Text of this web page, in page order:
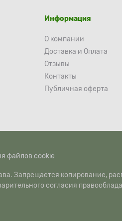
Информация
О компании
Доставка и Оплата
Отзывы
Контакты
Публичная оферта
файлов cookie
Запрещается копирование,
согласия